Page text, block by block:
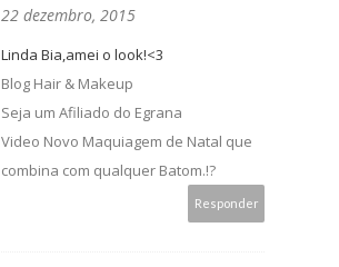
22 dezembro, 2015
Linda Bia,amei o look!<3
Blog Hair & Makeup
Seja um Afiliado do Egrana
Video Novo Maquiagem de Natal que
combina com qualquer Batom.!?
Responder